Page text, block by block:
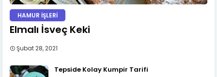
HAMUR İŞLERİ
Elmalı İsveç Keki
Şubat 28, 2021
Tepside Kolay Kumpir Tarifi